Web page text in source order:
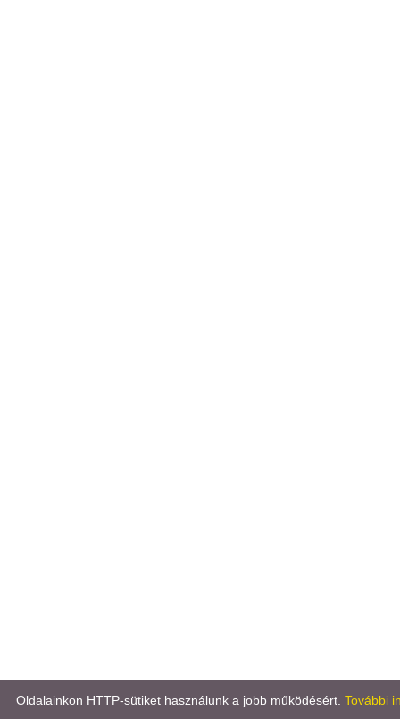
Oldalainkon HTTP-sütiket használunk a jobb működésért. További